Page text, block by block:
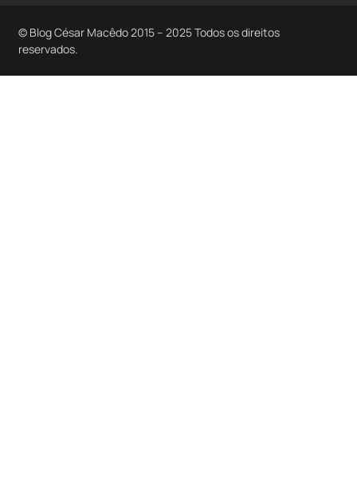
© Blog César Macêdo 2015 – 2025 Todos os direitos
reservados.